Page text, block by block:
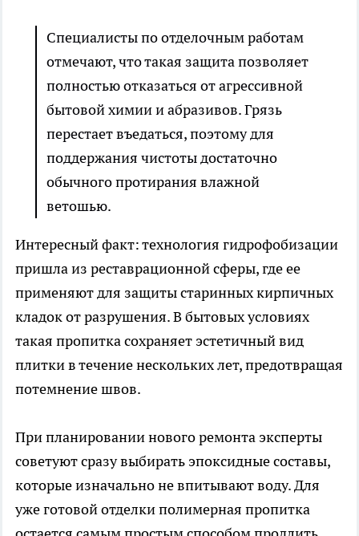
Специалисты по отделочным работам
отмечают, что такая защита позволяет
полностью отказаться от агрессивной
бытовой химии и абразивов. Грязь
перестает въедаться, поэтому для
поддержания чистоты достаточно
обычного протирания влажной
ветошью.
Интересный факт: технология гидрофобизации
пришла из реставрационной сферы, где ее
применяют для защиты старинных кирпичных
кладок от разрушения. В бытовых условиях
такая пропитка сохраняет эстетичный вид
плитки в течение нескольких лет, предотвращая
потемнение швов.
При планировании нового ремонта эксперты
советуют сразу выбирать эпоксидные составы,
которые изначально не впитывают воду. Для
уже готовой отделки полимерная пропитка